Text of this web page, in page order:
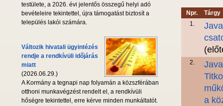
testülete, a 2026. évi jelentős összegű helyi adó
bevételeire tekintettel, újra támogatást biztosít a
település lakói számára.
Változik hivatali ügyintézés
rendje a rendkívüli időjárás
miatt
(2026.06.29.)
A Kormány a tegnapi nap folyamán a közszférában
otthoni munkavégzést rendelt el, a rendkívüli
hőségre tekintettel, erre kérve minden munkáltatót.
Npr.
Tárgy
1.
2.
a